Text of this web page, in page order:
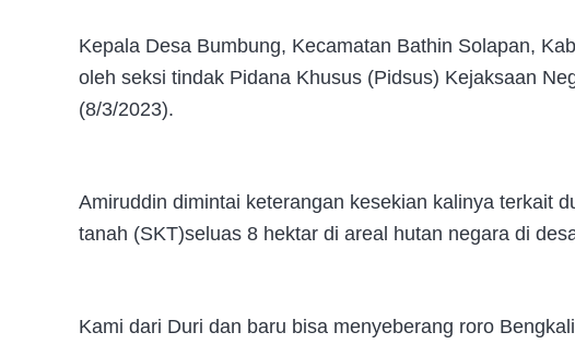
Kepala Desa Bumbung, Kecamatan Bathin Solapan,
oleh seksi tindak Pidana Khusus (Pidsus) Kejaksaan
(8/3/2023).
Amiruddin dimintai keterangan kesekian kalinya terkait
tanah (SKT)seluas 8 hektar di areal hutan negara di
Kami dari Duri dan baru bisa menyeberang roro